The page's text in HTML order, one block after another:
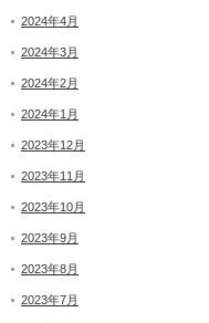
2024年4月
2024年3月
2024年2月
2024年1月
2023年12月
2023年11月
2023年10月
2023年9月
2023年8月
2023年7月